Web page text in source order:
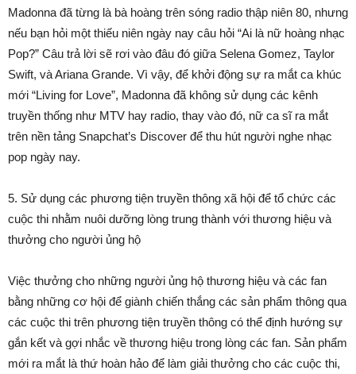
Madonna đã từng là bà hoàng trên sóng radio thập niên 80, nhưng
nếu bạn hỏi một thiếu niên ngày nay câu hỏi “Ai là nữ hoàng nhạc
Pop?” Câu trả lời sẽ rơi vào đâu đó giữa Selena Gomez, Taylor
Swift, và Ariana Grande. Vì vậy, để khởi động sự ra mắt ca khúc
mới “Living for Love”, Madonna đã không sử dụng các kênh
truyền thống như MTV hay radio, thay vào đó, nữ ca sĩ ra mắt
trên nền tảng Snapchat’s Discover để thu hút người nghe nhạc
pop ngày nay.
5. Sử dụng các phương tiện truyền thông xã hội để tổ chức các
cuộc thi nhằm nuôi dưỡng lòng trung thành với thương hiệu và
thưởng cho người ủng hộ
Việc thưởng cho những người ủng hộ thương hiệu và các fan
bằng những cơ hội để giành chiến thắng các sản phẩm thông qua
các cuộc thi trên phương tiện truyền thông có thể định hướng sự
gắn kết và gợi nhắc về thương hiệu trong lòng các fan. Sản phẩm
mới ra mắt là thứ hoàn hảo để làm giải thưởng cho các cuộc thi,